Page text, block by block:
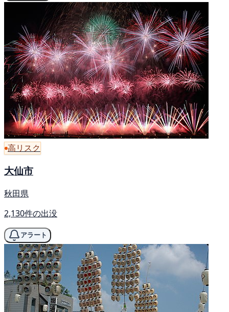
高リスク
大仙市
秋田県
2,130件の出没
アラート